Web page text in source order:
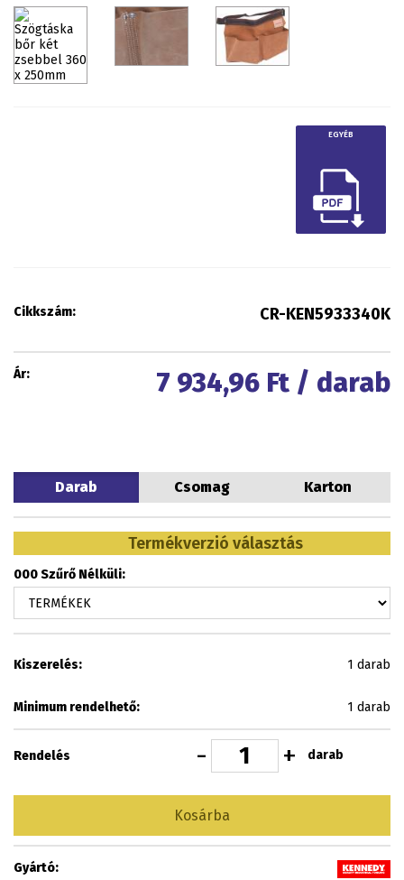
EGYÉB
Cikkszám: CR-KEN5933340K
Ár: 7 934,96 Ft / darab
Darab Csomag Karton
Termékverzió választás
000 Szűrő Nélküli:
Kiszerelés: 1 darab
Minimum rendelhető: 1 darab
Rendelés - + darab
Kosárba
Gyártó: